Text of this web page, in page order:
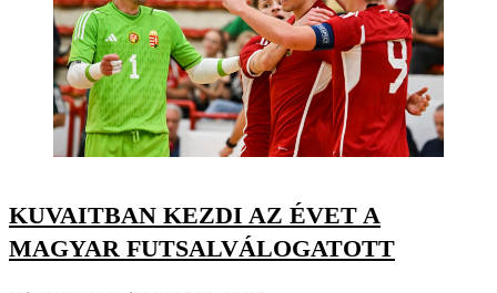
KUVAITBAN KEZDI AZ ÉVET A
MAGYAR FUTSALVÁLOGATOTT